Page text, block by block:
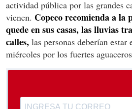
actividad pública por las grandes
vienen. Copeco recomienda a la
quede en sus casas, las lluvias
calles, las personas deberían estar
miércoles por los fuertes